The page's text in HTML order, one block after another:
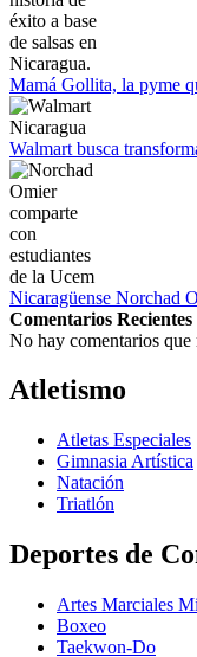
Mamá Gollita, la pyme
Walmart busca
Nicaragüense Norchad
Comentarios Recientes
No hay comentarios que
Atletismo
Atletas Especiales
Gimnasia Artística
Natación​
Triatlón​
Deportes de
Artes Marciales
Boxeo
Taekwon-Do